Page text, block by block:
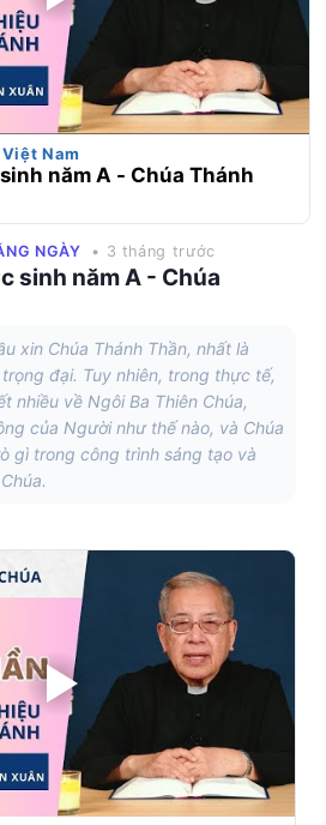
Nam
năm A - Chúa Thánh
NGÀY • 3 tháng trước
sinh năm A - Chúa
xin Chúa Thánh Thần, nhất là
đại. Tuy nhiên, trong thực tế,
nhiều về Ngôi Ba Thiên Chúa,
của Người như thế nào, và Chúa
gì trong công trình sáng tạo và